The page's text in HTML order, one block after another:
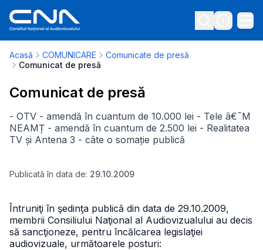
Acasă COMUNICARE
Comunicate de presă
Comunicat de presă
Comunicat de presă
- OTV - amendă în cuantum de 10.000 lei - Tele â€˜M
NEAMȚ - amendă în cuantum de 2.500 lei - Realitatea
TV și Antena 3 - câte o somație publică
Publicată în data de: 29.10.2009
Întruniţi în şedinţa publică din data de 29.10.2009,
membrii Consiliului Naţional al Audiovizualului au decis
să sancţioneze, pentru încălcarea legislaţiei
audiovizuale, următoarele posturi: